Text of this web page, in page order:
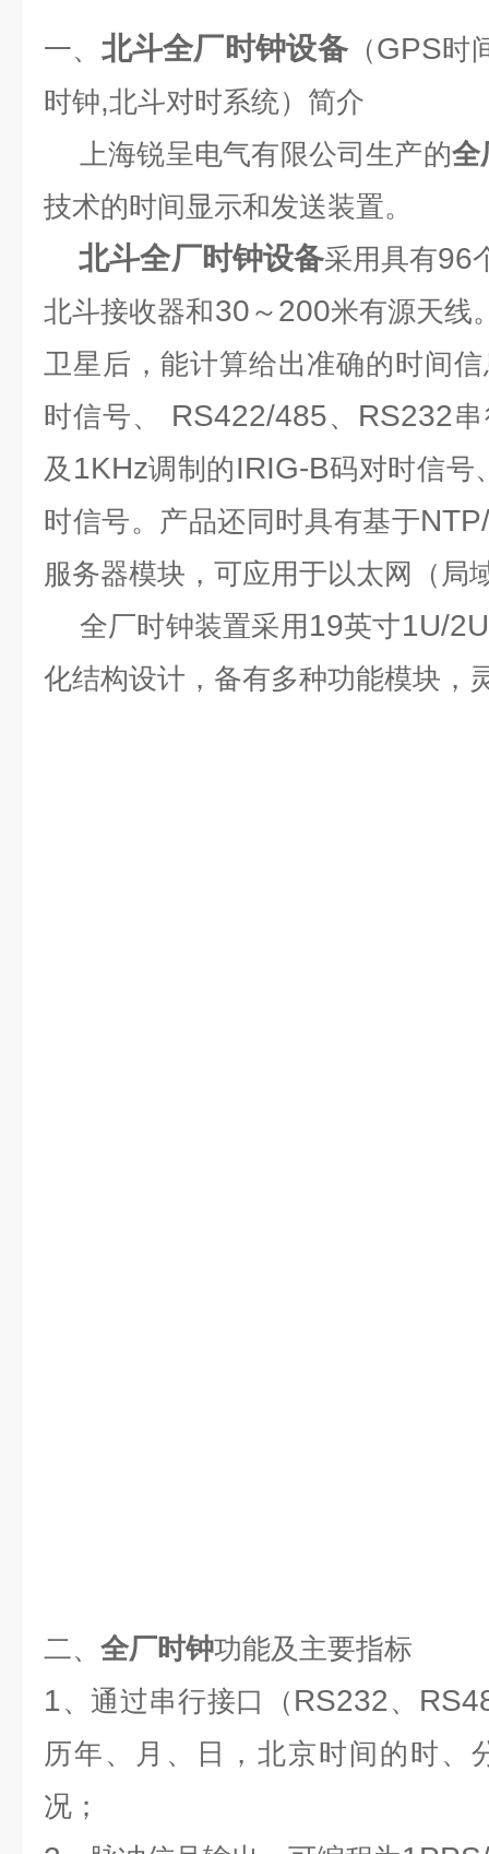
一、 北斗全厂时钟设备（GPS时
时钟,北斗对时系统）简介
上海锐呈电气有限公司生产的全
技术的时间显示和发送装置。
北斗全厂时钟设备采用具有96
北斗接收器和30 ～ 200米有源天线
卫星后，能计算给出准确的时间
时信号、
RS422/485、 RS232
及 1KHz调制的IRIG-B码对时信号
时信号。产品还同时具有基于
服务器模块，可应用于以太网（局
全厂时钟装置采用 19英寸1U/2U
化结构设计，备有多种功能模块，
二、 全厂时钟功能及主要指标
1、通过串行接口（ RS232、
历年、月、日，北京时间的时、
况；